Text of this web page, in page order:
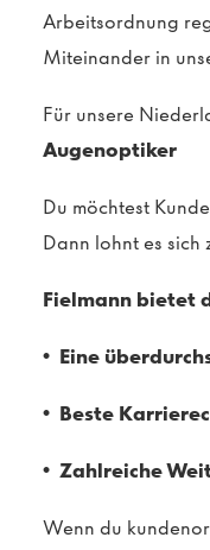
Arbeitsordnung
Miteinander in
Für unsere
Augenoptiker
Du möchtest
Dann lohnt es sich
Fielmann bietet
• Eine
• Beste
• Zahlreiche
Wenn du